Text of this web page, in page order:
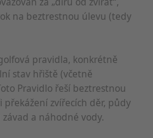
na beztrestnou úlevu (tedy
pravidla, konkrétně
stav hřiště (včetně
Pravidlo řeší beztrestnou
zvířecích děr, půdy
a náhodné vody.